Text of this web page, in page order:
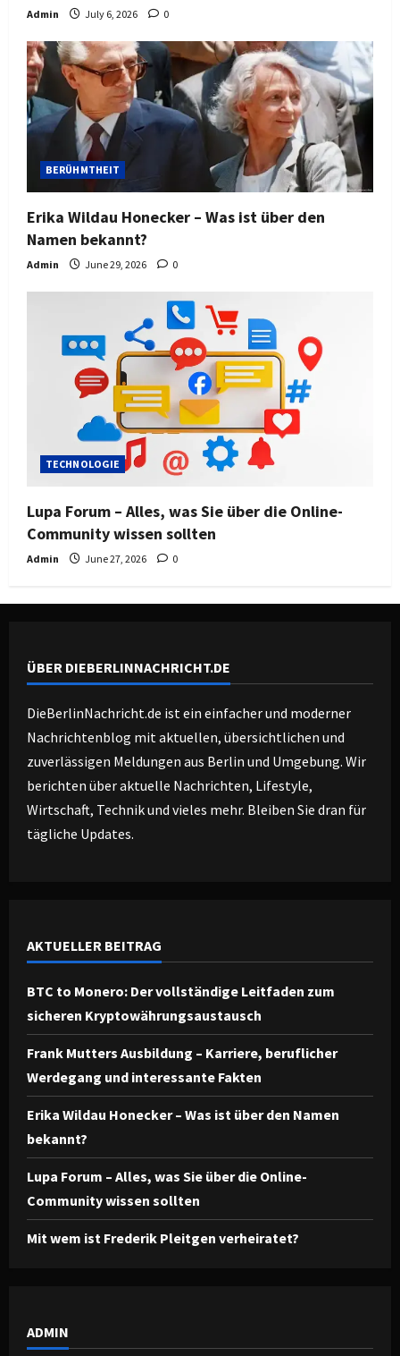
Admin July 6, 2026 0
BERÜHMTHEIT
Erika Wildau Honecker – Was ist über den
Namen bekannt?
Admin June 29, 2026 0
TECHNOLOGIE
Lupa Forum – Alles, was Sie über die Online-
Community wissen sollten
Admin June 27, 2026 0
ÜBER DIEBERLINNACHRICHT.DE
DieBerlinNachricht.de ist ein einfacher und moderner
Nachrichtenblog mit aktuellen, übersichtlichen und
zuverlässigen Meldungen aus Berlin und Umgebung. Wir
berichten über aktuelle Nachrichten, Lifestyle,
Wirtschaft, Technik und vieles mehr. Bleiben Sie dran für
tägliche Updates.
AKTUELLER BEITRAG
BTC to Monero: Der vollständige Leitfaden zum
sicheren Kryptowährungsaustausch
Frank Mutters Ausbildung – Karriere, beruflicher
Werdegang und interessante Fakten
Erika Wildau Honecker – Was ist über den Namen
bekannt?
Lupa Forum – Alles, was Sie über die Online-
Community wissen sollten
Mit wem ist Frederik Pleitgen verheiratet?
ADMIN